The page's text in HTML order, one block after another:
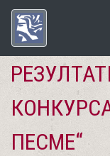
ПЕСМЕ“